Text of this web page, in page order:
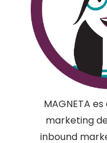
MAGNETA
marketing
inbound